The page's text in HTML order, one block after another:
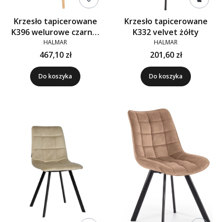
Krzesło tapicerowane
K396 welurowe czarne,
stelaż naturalny
HALMAR
467,10 zł
Do koszyka
Krzesło tapicerowane
K332 velvet żółty
HALMAR
201,60 zł
Do koszyka